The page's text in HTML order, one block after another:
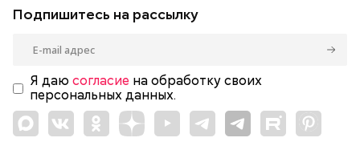
Подпишитесь на рассылку
Я даю согласие на обработку своих
персональных данных.